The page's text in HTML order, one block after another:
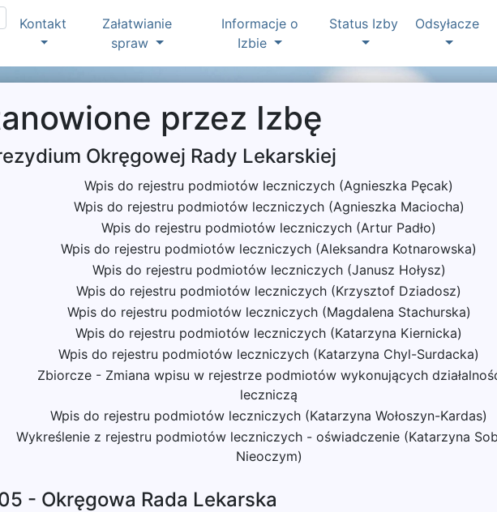
Kontakt
Załatwianie
spraw
Informacje o
Izbie
Status Izby Odsyłacze
przez Izbę
Okręgowej Rady Lekarskiej
Wpis do rejestru podmiotów leczniczych (Agnieszka Pęcak)
Wpis do rejestru podmiotów leczniczych (Agnieszka Maciocha)
Wpis do rejestru podmiotów leczniczych (Artur Padło)
Wpis do rejestru podmiotów leczniczych (Aleksandra Kotnarowska)
Wpis do rejestru podmiotów leczniczych (Janusz Hołysz)
Wpis do rejestru podmiotów leczniczych (Krzysztof Dziadosz)
Wpis do rejestru podmiotów leczniczych (Magdalena Stachurska)
Wpis do rejestru podmiotów leczniczych (Katarzyna Kiernicka)
Wpis do rejestru podmiotów leczniczych (Katarzyna Chyl-Surdacka)
Zbiorcze - Zmiana wpisu w rejestrze podmiotów wykonujących
leczniczą
Wpis do rejestru podmiotów leczniczych (Katarzyna Wołoszyn-Kardas)
Wykreślenie z rejestru podmiotów leczniczych - oświadczenie (Katarzyna
Nieoczym)
- Okręgowa Rada Lekarska